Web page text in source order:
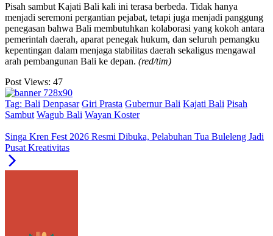
Pisah sambut Kajati Bali kali ini terasa berbeda. Tidak hanya
menjadi seremoni pergantian pejabat, tetapi juga menjadi panggung
penegasan bahwa Bali membutuhkan kolaborasi yang kokoh antara
pemerintah daerah, aparat penegak hukum, dan seluruh pemangku
kepentingan dalam menjaga stabilitas daerah sekaligus mengawal
arah pembangunan Bali ke depan. (red/tim)
Post Views: 47
Tag: Bali Denpasar Giri Prasta Gubernur Bali Kajati Bali Pisah
Sambut Wagub Bali Wayan Koster
Singa Kren Fest 2026 Resmi Dibuka, Pelabuhan Tua Buleleng Jadi
Pusat Kreativitas